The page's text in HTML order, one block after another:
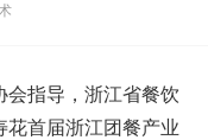
指导，浙江省餐饮
首届浙江团餐产业